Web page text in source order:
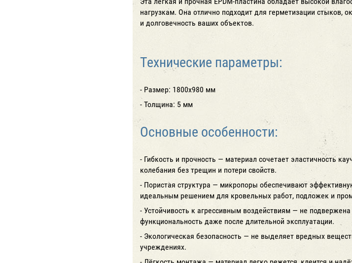
нагрузкам. Она отлично подходит для герметизации
и долговечность ваших объектов.
Технические параметры:
- Размер: 1800х980 мм
- Толщина: 5 мм
Основные особенности:
- Гибкость и прочность — материал сочетает эластичность
колебания без трещин и потери свойств.
- Пористая структура — микропоры обеспечивают
идеальным решением для кровельных работ, подложек и
- Устойчивость к агрессивным воздействиям — не
функциональность даже после длительной эксплуатации.
- Экологическая безопасность — не выделяет вредных
учреждениях.